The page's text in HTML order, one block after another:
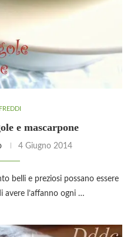
e mascarpone
4 Giugno 2014
e preziosi possano essere
avere l’affanno ogni …